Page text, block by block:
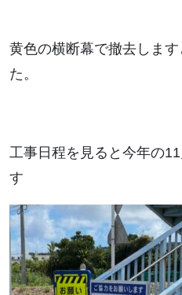
黄色の横断幕で撤去しま
た。
工事日程を見ると今年の
す